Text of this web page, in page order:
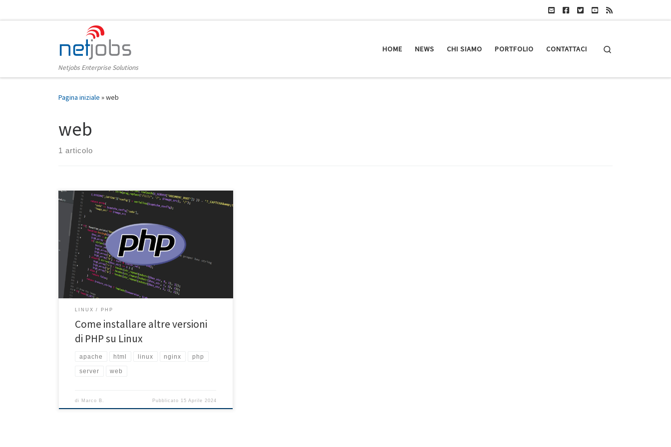
Netjobs Enterprise Solutions
HOME NEWS CHI SIAMO PORTFOLIO CONTATTACI
Pagina iniziale »web
web
1 articolo
Il linguaggio open source PHP (Hypertext
Preprocessor) è da tempo utilizzato per lo sviluppo di
siti e applicazioni web. È un linguaggio di scripting lato
server che può essere incorporato in HTML.
Attualmente le versioni con supporto attivo sono
quelle >= 8.0 ma spesso ci possiamo imbattere in
applicativi che richiedono versioni […]
LINUX PHP
Come installare altre versioni
di PHP su Linux
apache html linux nginx php
server web
di Marco B. Pubblicato 15 Aprile 2024